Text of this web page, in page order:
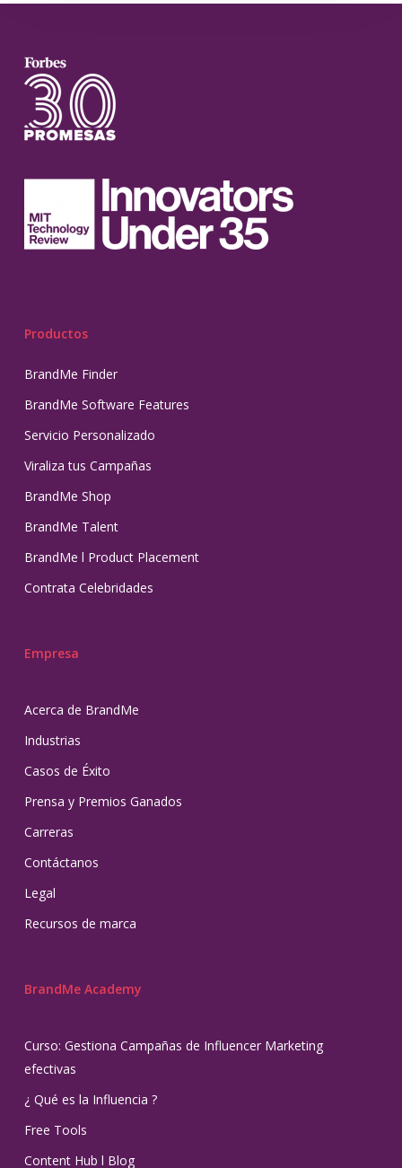
Productos
BrandMe Finder
BrandMe Software Features
Servicio Personalizado
Viraliza tus Campañas
BrandMe Shop
BrandMe Talent
BrandMe l Product Placement
Contrata Celebridades
Empresa
Acerca de BrandMe
Industrias
Casos de Éxito
Prensa y Premios Ganados
Carreras
Contáctanos
Legal
Recursos de marca
BrandMe Academy
Curso: Gestiona Campañas de Influencer Marketing
efectivas
¿ Qué es la Influencia ?
Free Tools
Content Hub l Blog